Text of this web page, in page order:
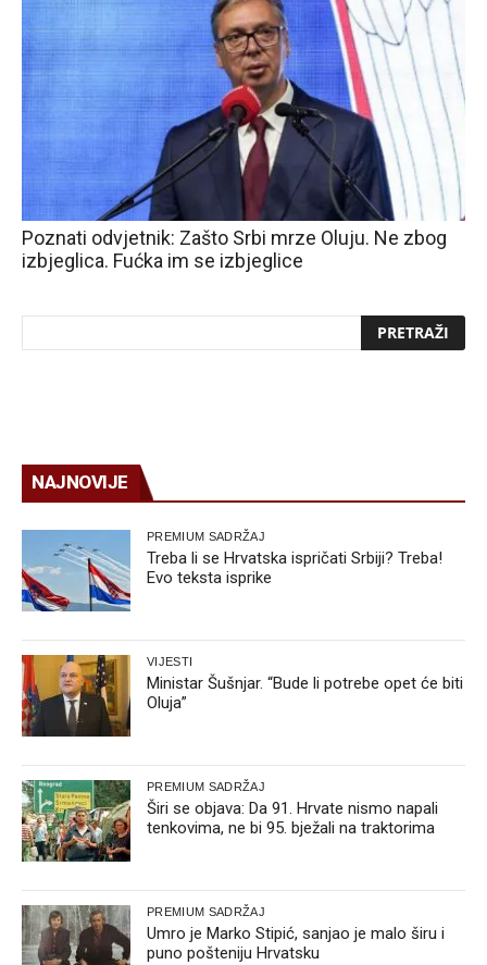
Poznati odvjetnik: Zašto Srbi mrze Oluju. Ne zbog
izbjeglica. Fućka im se izbjeglice
NAJNOVIJE
PREMIUM SADRŽAJ
Treba li se Hrvatska ispričati Srbiji? Treba!
Evo teksta isprike
VIJESTI
Ministar Šušnjar. “Bude li potrebe opet će biti
Oluja”
PREMIUM SADRŽAJ
Širi se objava: Da 91. Hrvate nismo napali
tenkovima, ne bi 95. bježali na traktorima
PREMIUM SADRŽAJ
Umro je Marko Stipić, sanjao je malo širu i
puno pošteniju Hrvatsku